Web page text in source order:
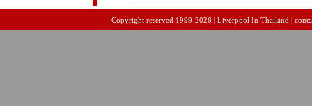
Copyright reserved 1999-2026 | Liverpool In Thailand |